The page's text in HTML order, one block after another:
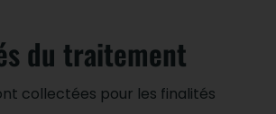
du traitement
collectées pour les finalités